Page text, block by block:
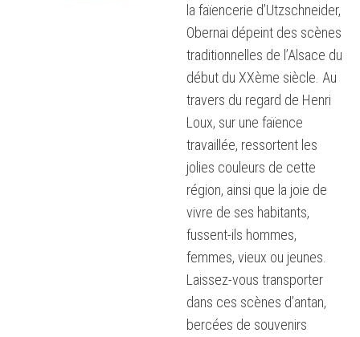
la faïencerie d’Utzschneider,
Obernai dépeint des scènes
traditionnelles de l’Alsace du
début du XXème siècle. Au
travers du regard de Henri
Loux, sur une faïence
travaillée, ressortent les
jolies couleurs de cette
région, ainsi que la joie de
vivre de ses habitants,
fussent-ils hommes,
femmes, vieux ou jeunes.
Laissez-vous transporter
dans ces scènes d’antan,
bercées de souvenirs